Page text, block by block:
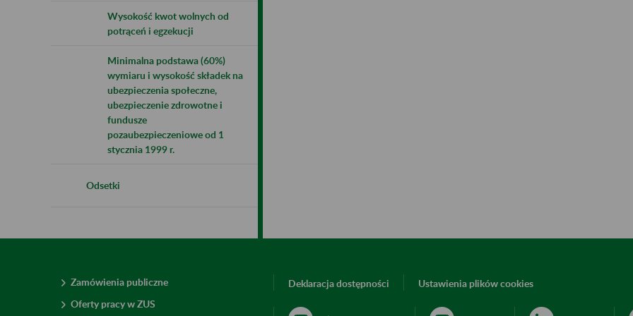
Wysokość kwot wolnych od
potrąceń i egzekucji
Minimalna podstawa (60%)
wymiaru i wysokość składek na
ubezpieczenia społeczne,
ubezpieczenie zdrowotne i
fundusze
pozaubezpieczeniowe od 1
stycznia 1999 r.
Odsetki
Zamówienia publiczne
Oferty pracy w ZUS
Deklaracja dostępności Ustawienia plików cookies